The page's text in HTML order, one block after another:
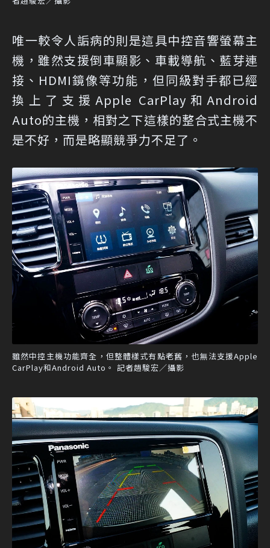
唯一較令人詬病的則是這具中控音響螢幕主
機，雖然支援倒車顯影、車載導航、藍芽連
接、HDMI鏡像等功能，但同級對手都已經
換上了支援Apple CarPlay和Android
Auto的主機，相對之下這樣的整合式主機不
是不好，而是略顯競爭力不足了。
雖然中控主機功能齊全，但整體樣式有點老舊，也無法支援Apple
CarPlay和Android Auto。 記者趙駿宏／攝影